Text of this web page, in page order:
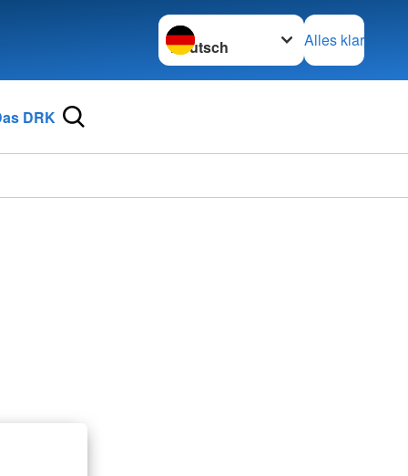
Sprache wechseln zu
Alles klar
DRK